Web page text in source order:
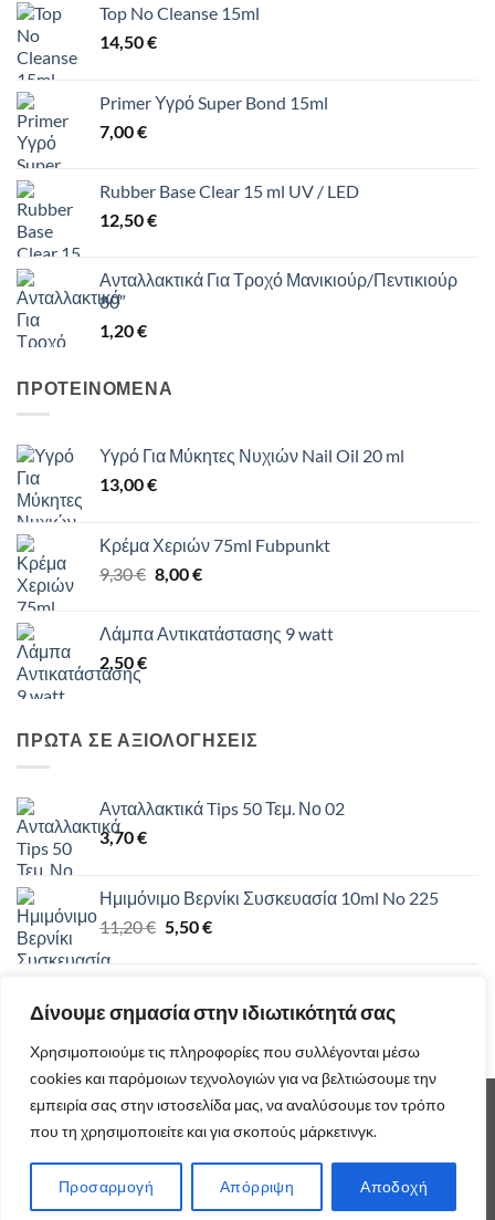
Δίνουμε σημασία στην ιδιωτικότητά σας
Χρησιμοποιούμε τις πληροφορίες που συλλέγονται μέσω
cookies και παρόμοιων τεχνολογιών για να βελτιώσουμε την
εμπειρία σας στην ιστοσελίδα μας, να αναλύσουμε τον τρόπο
που τη χρησιμοποιείτε και για σκοπούς μάρκετινγκ.
Προσαρμογή Απόρριψη Αποδοχή
Top No Cleanse 15ml
14,50€
Primer Υγρό Super Bond 15ml
7,00€
Rubber Base Clear 15 ml UV / LED
12,50€
Ανταλλακτικά Για Τροχό Μανικιούρ/Πεντικιούρ
80″
1,20€
ΠΡΟΤΕΙΝΟΜΕΝΑ
Υγρό Για Μύκητες Νυχιών Nail Oil 20 ml
13,00€
Κρέμα Χεριών 75ml Fubpunkt
9,30€ Original
9,30 €.
8,00€Η
είναι:
Λάμπα Αντικατάστασης 9 watt
2,50€
ΠΡΩΤΑ ΣΕ ΑΞΙΟΛΟΓΗΣΕΙΣ
Ανταλλακτικά Tips 50 Τεμ. Νο 02
3,70€
Ημιμόνιμο Βερνίκι Συσκευασία 10ml No 225
11,20€ Original
5,50€Η
5,50 €.
21,90€
Cash
On
Delivery
Bank
Transfer
Copyright 2026 ©Rosen-Nails.gr